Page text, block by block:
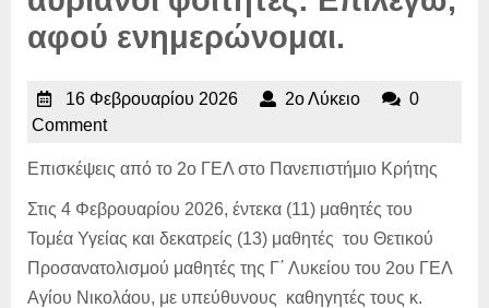
αφού ενημερώνομαι.
16 Φεβρουαρίου 202616
2ο Λύκειο2ο
0
Comment
Επισκέψεις από το 2ο ΓΕΛ στο Πανεπιστήμιο Κρήτης
Στις 4 Φεβρουαρίου 2026, έντεκα (11) μαθητές του
Τομέα Υγείας και δεκατρείς (13) μαθητές του Θετικού
Προσανατολισμού μαθητές της Γ΄ Λυκείου του 2ου ΓΕΛ
Αγίου Νικολάου, με υπεύθυνους καθηγητές τους κ.